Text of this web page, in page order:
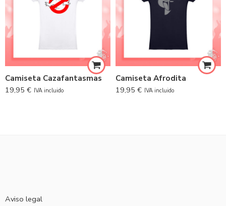
Camiseta Cazafantasmas
19,95 € IVA incluido
Camiseta Afrodita
19,95 € IVA incluido
Aviso legal